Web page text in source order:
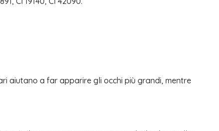
aiutano a far apparire gli occhi più grandi, mentre